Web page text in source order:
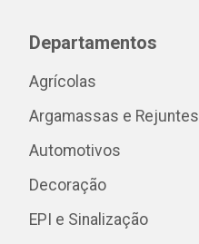
Departamentos
Agrícolas
Argamassas e Rejuntes
Automotivos
Decoração
EPI e Sinalização